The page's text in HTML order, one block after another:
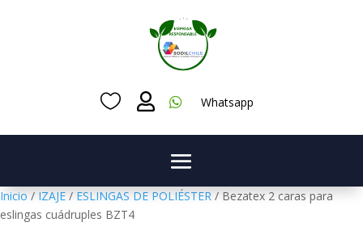
   Whatsapp
Inicio / IZAJE / ESLINGAS DE POLIÉSTER / Bezatex 2 caras para
eslingas cuádruples BZT4